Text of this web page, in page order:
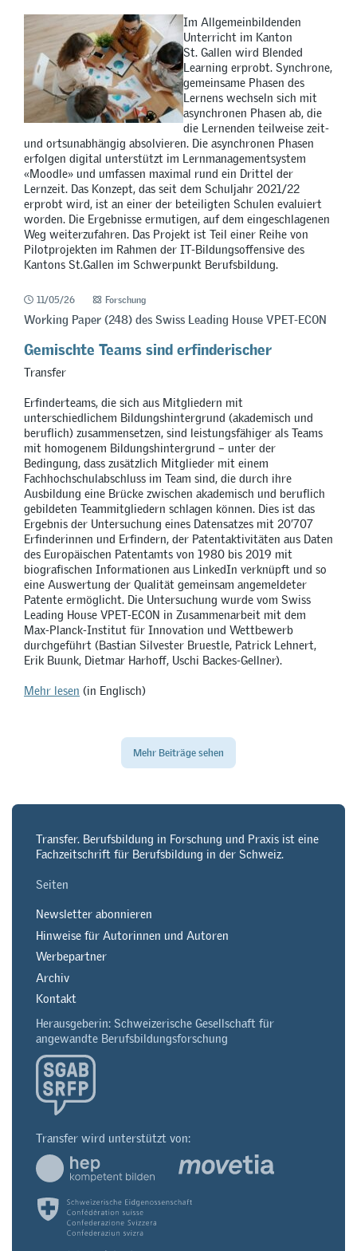
Im Allgemeinbildenden
Unterricht im Kanton
St. Gallen wird Blended
Learning erprobt. Synchrone,
gemeinsame Phasen des
Lernens wechseln sich mit
asynchronen Phasen ab, die
die Lernenden teilweise zeit-
und ortsunabhängig absolvieren. Die asynchronen Phasen
erfolgen digital unterstützt im Lernmanagementsystem
«Moodle» und umfassen maximal rund ein Drittel der
Lernzeit. Das Konzept, das seit dem Schuljahr 2021/22
erprobt wird, ist an einer der beteiligten Schulen evaluiert
worden. Die Ergebnisse ermutigen, auf dem eingeschlagenen
Weg weiterzufahren. Das Projekt ist Teil einer Reihe von
Pilotprojekten im Rahmen der IT-Bildungsoffensive des
Kantons St.Gallen im Schwerpunkt Berufsbildung.
11/05/26 Forschung
Working Paper (248) des Swiss Leading House VPET-ECON
Gemischte Teams sind erfinderischer
Transfer
Erfinderteams, die sich aus Mitgliedern mit
unterschiedlichem Bildungshintergrund (akademisch und
beruflich) zusammensetzen, sind leistungsfähiger als Teams
mit homogenem Bildungshintergrund – unter der
Bedingung, dass zusätzlich Mitglieder mit einem
Fachhochschulabschluss im Team sind, die durch ihre
Ausbildung eine Brücke zwischen akademisch und beruflich
gebildeten Teammitgliedern schlagen können. Dies ist das
Ergebnis der Untersuchung eines Datensatzes mit 20’707
Erfinderinnen und Erfindern, der Patentaktivitäten aus Daten
des Europäischen Patentamts von 1980 bis 2019 mit
biografischen Informationen aus LinkedIn verknüpft und so
eine Auswertung der Qualität gemeinsam angemeldeter
Patente ermöglicht. Die Untersuchung wurde vom Swiss
Leading House VPET-ECON in Zusammenarbeit mit dem
Max-Planck-Institut für Innovation und Wettbewerb
durchgeführt (Bastian Silvester Bruestle, Patrick Lehnert,
Erik Buunk, Dietmar Harhoff, Uschi Backes-Gellner).
Mehr lesen (in Englisch)
Mehr Beiträge sehen
Transfer. Berufsbildung in Forschung und Praxis ist eine
Fachzeitschrift für Berufsbildung in der Schweiz.
Seiten
Newsletter abonnieren
Hinweise für Autorinnen und Autoren
Werbepartner
Archiv
Kontakt
Herausgeberin: Schweizerische Gesellschaft für
angewandte Berufsbildungsforschung
Transfer wird unterstützt von: